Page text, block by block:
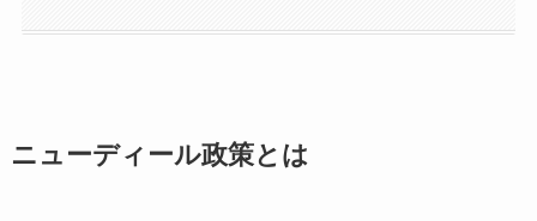
ニューディール政策とは